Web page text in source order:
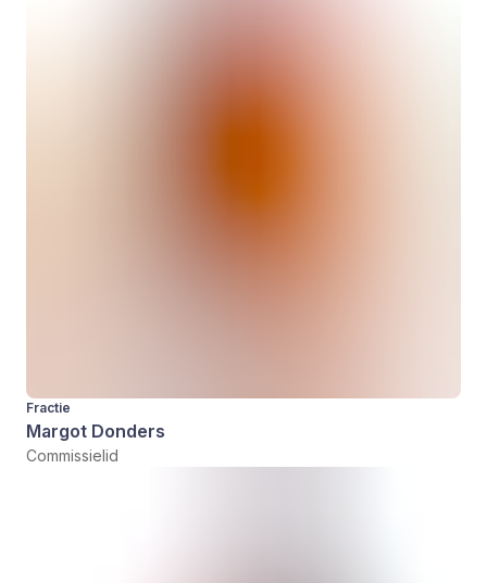
Fractie
Margot Donders
Commissielid